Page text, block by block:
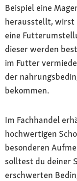
Beispiel eine
herausstellt, wirst
eine
dieser werden
im Futter
der
bekommen.
Im Fachhandel
hochwertigen
besonderen
solltest du deiner
erschwerten